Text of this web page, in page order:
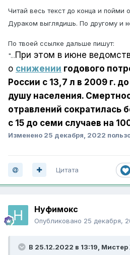
Читай весь текст до конца и пойми
Дураком выглядишь. По другому и
По твоей ссылке дальше пишут:
"...При этом в июне
о снижении годового
России с 13,7 л в 2009 г.
душу населения.
отравлений сократилась
с 15 до семи случаев на
Изменено 25 декабря, 2022
Цитата
Нуфимокс
Опубликовано 25 декабря,
В 25.12.2022 в 13:19, Мистер